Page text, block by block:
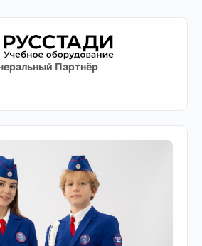
Партнёр